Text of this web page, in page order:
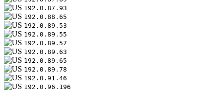
192.0.87.93
192.0.88.65
192.0.89.53
192.0.89.55
192.0.89.57
192.0.89.63
192.0.89.65
192.0.89.78
192.0.91.46
192.0.96.196